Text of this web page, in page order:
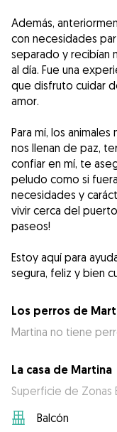
Además,
con necesidades
separado y recibían
al día. Fue una
que disfruto cuidar
amor.
Para mí, los
nos llenan de paz,
confiar en mí, te
peludo como si
necesidades y
vivir cerca del
paseos!
Estoy aquí para
segura, feliz y bien
Los perros de
Martina no tiene
La casa de Martina
Superficie de Zonas
Balcón